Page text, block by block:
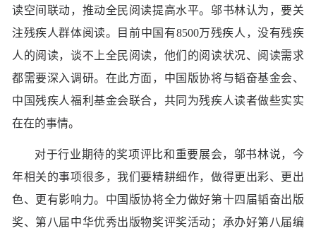
读空间联动，推动全民阅读提高水平。邬书林认为，要关
注残疾人群体阅读。目前中国有8500万残疾人，没有残疾
人的阅读，谈不上全民阅读，他们的阅读状况、阅读需求
都需要深入调研。在此方面，中国版协将与韬奋基金会、
中国残疾人福利基金会联合，共同为残疾人读者做些实实
在在的事情。
对于行业期待的奖项评比和重要展会，邬书林说，今
年相关的事项很多，我们要精耕细作，做得更出彩、更出
色、更有影响力。中国版协将全力做好第十四届韬奋出版
奖、第八届中华优秀出版物奖评奖活动；承办好第八届编